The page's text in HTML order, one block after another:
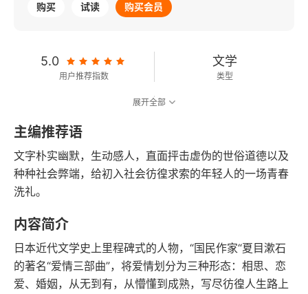
购买 试读 购买会员
5.0
用户推荐指数
文学
类型
2017-03-01
发行日期
展开全部
主编推荐语
文字朴实幽默，生动感人，直面抨击虚伪的世俗道德以及
种种社会弊端，给初入社会彷徨求索的年轻人的一场青春
洗礼。
内容简介
日本近代文学史上里程碑式的人物，“国民作家“夏目漱石
的著名“爱情三部曲”，将爱情划分为三种形态：相思、恋
爱、婚姻，从无到有，从懵懂到成熟，写尽彷徨人生路上